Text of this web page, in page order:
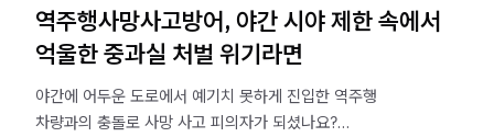
역주행사망사고방어, 야간 시야 제한 속에서
억울한 중과실 처벌 위기라면
야간에 어두운 도로에서 예기치 못하게 진입한 역주행
차량과의 충돌로 사망 사고 피의자가 되셨나요?